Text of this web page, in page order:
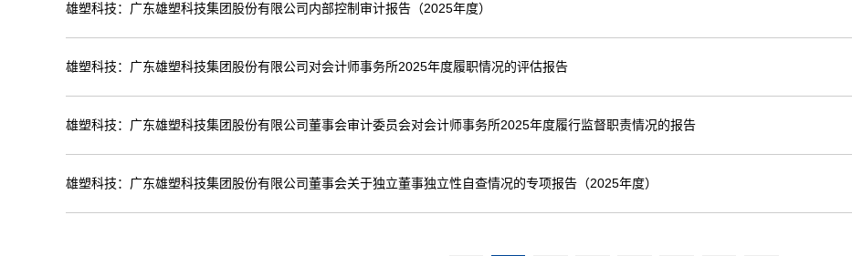
雄塑科技：广东雄塑科技集团股份有限公司内部控制审计报告（2025年度）
雄塑科技：广东雄塑科技集团股份有限公司对会计师事务所2025年度履职情况的评估报告
雄塑科技：广东雄塑科技集团股份有限公司董事会审计委员会对会计师事务所2025年度履行监督职责情况的报告
雄塑科技：广东雄塑科技集团股份有限公司董事会关于独立董事独立性自查情况的专项报告（2025年度）